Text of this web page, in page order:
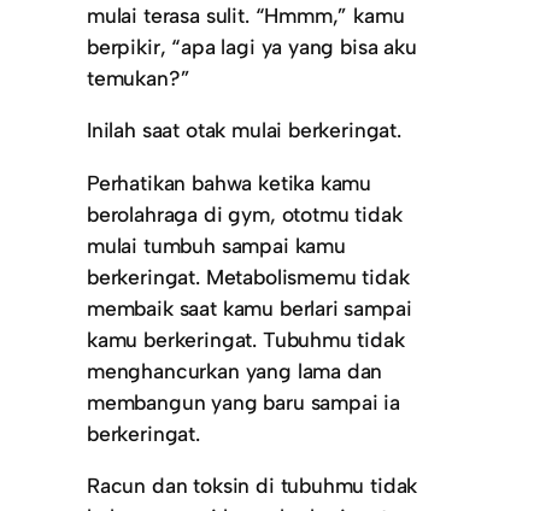
mulai terasa sulit. “Hmmm,” kamu
berpikir, “apa lagi ya yang bisa aku
temukan?”
Inilah saat otak mulai berkeringat.
Perhatikan bahwa ketika kamu
berolahraga di gym, ototmu tidak
mulai tumbuh sampai kamu
berkeringat. Metabolismemu tidak
membaik saat kamu berlari sampai
kamu berkeringat. Tubuhmu tidak
menghancurkan yang lama dan
membangun yang baru sampai ia
berkeringat.
Racun dan toksin di tubuhmu tidak